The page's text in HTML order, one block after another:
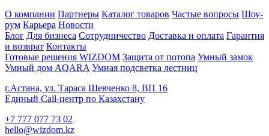
О компании Партнеры Каталог товаров Частые вопросы Шоу-
рум Карьера Новости
Блог Для бизнеса Сотрудничество Доставка и оплата Гарантия
и возврат Контакты
Готовые решения WIZDOM Защита от потопа Умный замок
Умный дом AQARA Умная подсветка лестниц
г.Астана, ул. Тараса Шевченко 8, ВП 16
Единый Call-центр по Казахстану
+7 777 077 73 02
hello@wizdom.kz